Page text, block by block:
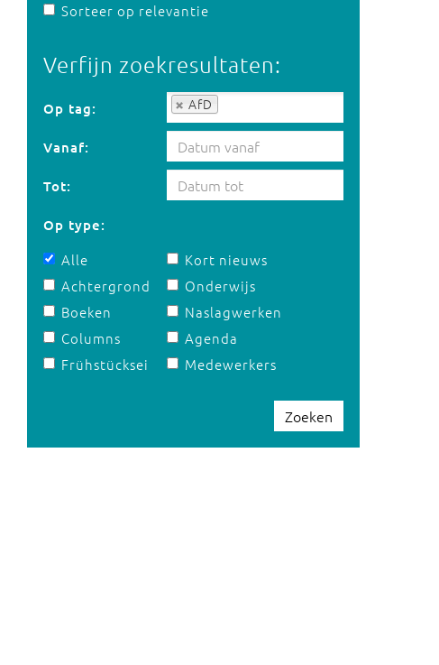
Sorteer op relevantie
Verfijn zoekresultaten:
Op tag: AfD
Op tag:
Vanaf:
Tot:
Op type:
Alle
Achtergrond
Boeken
Columns
Frühstücksei
Kort nieuws
Onderwijs
Naslagwerken
Agenda
Medewerkers
Zoeken